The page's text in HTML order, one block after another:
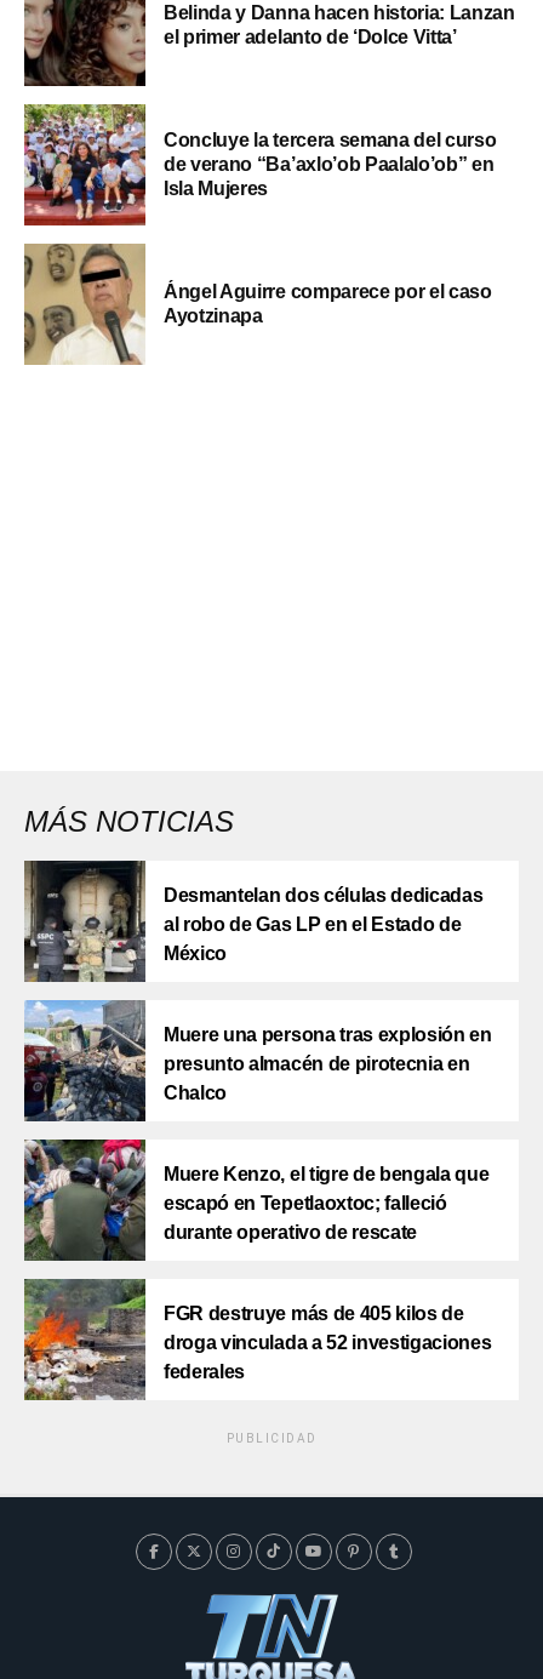
Belinda y Danna hacen historia: Lanzan
el primer adelanto de ‘Dolce Vitta’
Concluye la tercera semana del curso
de verano “Ba’axlo’ob Paalalo’ob” en
Isla Mujeres
Ángel Aguirre comparece por el caso
Ayotzinapa
MÁS NOTICIAS
Desmantelan dos células dedicadas
al robo de Gas LP en el Estado de
México
Muere una persona tras explosión en
presunto almacén de pirotecnia en
Chalco
Muere Kenzo, el tigre de bengala que
escapó en Tepetlaoxtoc; falleció
durante operativo de rescate
FGR destruye más de 405 kilos de
droga vinculada a 52 investigaciones
federales
PUBLICIDAD